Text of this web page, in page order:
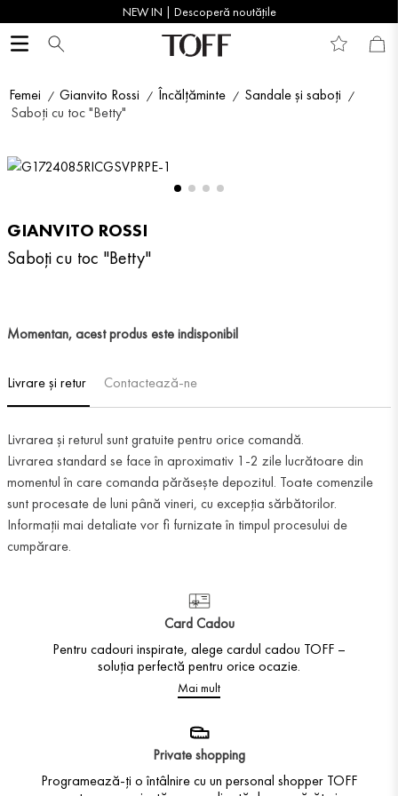
NEW IN | Descoperă noutățile
Femei Gianvito Rossi Încălțăminte
Sandale și saboți
Saboți cu toc "Betty"
GIANVITO ROSSI
Saboți cu toc "Betty"
Momentan, acest produs este indisponibil
Livrare și retur Contactează-ne
Livrarea și returul sunt gratuite pentru orice comandă.
Livrarea standard se face în aproximativ 1-2 zile lucrătoare din
momentul în care comanda părăsește depozitul. Toate comenzile
sunt procesate de luni până vineri, cu excepția sărbătorilor.
Informații mai detaliate vor fi furnizate în timpul procesului de
cumpărare.
Card Cadou
Pentru cadouri inspirate, alege cardul cadou TOFF –
soluția perfectă pentru orice ocazie.
Mai mult
Private shopping
Programează-ți o întâlnire cu un personal shopper TOFF